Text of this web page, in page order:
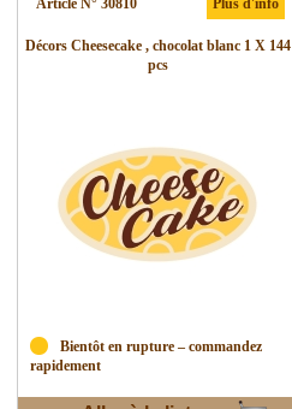
Article N° 30810 Plus d'info
Décors Cheesecake , chocolat blanc 1 X 144
pcs
Bientôt en rupture – commandez
rapidement